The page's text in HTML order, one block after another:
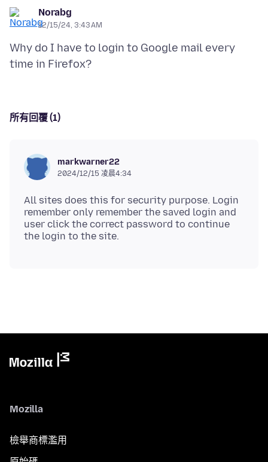
Norabg
12/15/24, 3:43 AM
Why do I have to login to Google mail every
所有回覆 (1)
markwarner22
2024/12/15 凌晨4:34
All sites does this for security purpose. Login
remember only remember the saved login and
user click the correct password to continue
Mozilla
檢舉商標濫用